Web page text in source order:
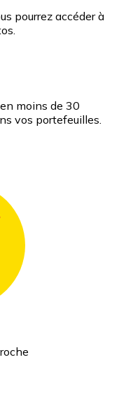
pourrez accéder à
moins de 30
vos portefeuilles.